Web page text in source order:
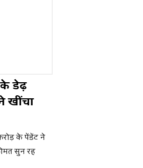
के डेढ़
खींचा
सुन
के पेंडेंट ने
सुन रह